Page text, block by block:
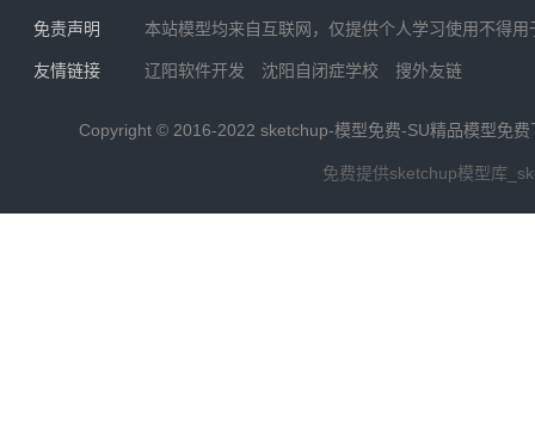
免责声明 本站模型均来自互联网，仅提供个人学习使用不得
友情链接 辽阳软件开发 沈阳自闭症学校 搜外友链
Copyright © 2016-2022 sketchup-模型免费-SU精品模型免
免费提供sketchup模型库